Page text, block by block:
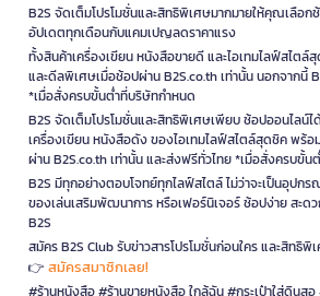
B2S จัดเต็มโปรโมชั่นและสิทธิพิเศษมากมายให้คุณเลือก
อัปเดตทุกเดือนกับแคมเปญลดราคาแรง
ทั้งสินค้าเครื่องเขียน หนังสือขายดี และไอเทมไลฟ์สไต
และดีลพิเศษเมื่อช้อปผ่าน B2S.co.th เท่านั้น นอกจากนี้
*เมื่อสั่งครบขั้นต่ำที่บริษัทกำหนด
B2S จัดเต็มโปรโมชั่นและสิทธิพิเศษเพียบ ช้อปออนไลน์
เครื่องเขียน หนังสือดัง ของไอเทมไลฟ์สไตล์สุดชิค พร้
ผ่าน B2S.co.th เท่านั้น และส่งฟรีทั่วไทย *เมื่อสั่งครบขั้
B2S มีทุกอย่างตอบโจทย์ทุกไลฟ์สไตล์ ไม่ว่าจะเป็นอุปกร
ของเล่นเสริมพัฒนาการ หรือเฟอร์นิเจอร์ ช้อปง่าย สะด
B2S
สมัคร B2S Club รับข่าวสารโปรโมชั่นก่อนใคร และสิทธิพิ
👉 สมัครสมาชิกเลย!
#ร้านหนังสือ #ร้านขายหนังสือ ใกล้ฉัน #กระเป๋าใส่ดินส